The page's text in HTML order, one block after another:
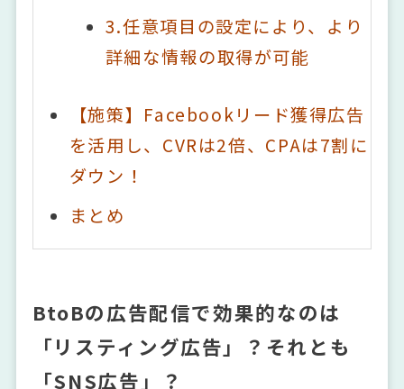
3.任意項目の設定により、より
詳細な情報の取得が可能
【施策】Facebookリード獲得広告
を活用し、CVRは2倍、CPAは7割に
ダウン！
まとめ
BtoBの広告配信で効果的なのは
「リスティング広告」？それとも
「SNS広告」？